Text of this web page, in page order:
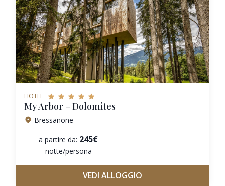
HOTEL
My Arbor – Dolomites
Bressanone
a partire da: 245€
notte/persona
VEDI ALLOGGIO